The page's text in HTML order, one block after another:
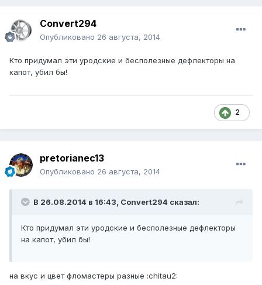
Convert294
Опубликовано 26 августа, 2014
Кто придумал эти уродские и бесполезные дефлекторы на
капот, убил бы!
2
pretorianec13
Опубликовано 26 августа, 2014
В 26.08.2014 в 16:43, Convert294 сказал:
Кто придумал эти уродские и бесполезные дефлекторы
на капот, убил бы!
на вкус и цвет фломастеры разные :chitau2: